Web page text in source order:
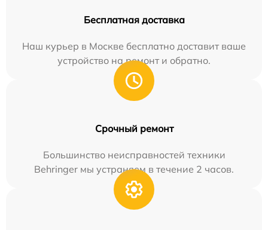
Бесплатная доставка
Наш курьер в Москве бесплатно доставит ваше
устройство на ремонт и обратно.
Срочный ремонт
Большинство неисправностей техники
Behringer мы устраняем в течение 2 часов.